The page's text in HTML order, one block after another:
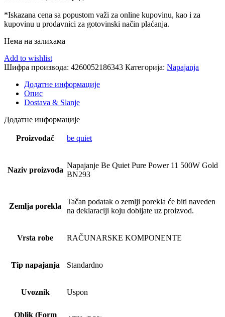
*Iskazana cena sa popustom važi za online kupovinu, kao i za
kupovinu u prodavnici za gotovinski način plaćanja.
Нема на залихама
Add to wishlist
Шифра производа: 4260052186343 Категорија: Napajanja
Додатне информације
Опис
Dostava & Slanje
Додатне информације
Proizvođač be quiet
Naziv proizvoda
Napajanje Be Quiet Pure Power 11 500W Gold
BN293
Zemlja porekla
Tačan podatak o zemlji porekla će biti naveden
na deklaraciji koju dobijate uz proizvod.
Vrsta robe RAČUNARSKE KOMPONENTE
Tip napajanja Standardno
Uvoznik Uspon
Oblik (Form